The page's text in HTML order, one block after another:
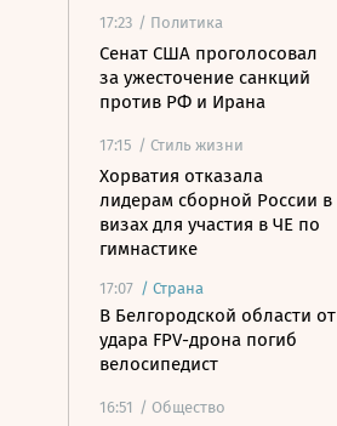
17:23 / Политика
Сенат США проголосовал
за ужесточение санкций
против РФ и Ирана
17:15 / Стиль жизни
Хорватия отказала
лидерам сборной России в
визах для участия в ЧЕ по
гимнастике
17:07 / Страна
В Белгородской области от
удара FPV-дрона погиб
велосипедист
16:51 / Общество